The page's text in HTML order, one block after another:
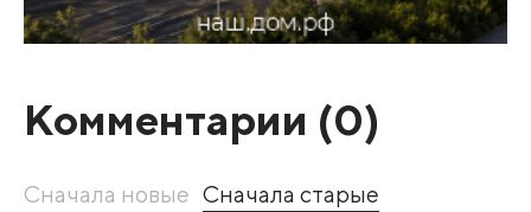
Комментарии (0)
Сначала новые Сначала старые